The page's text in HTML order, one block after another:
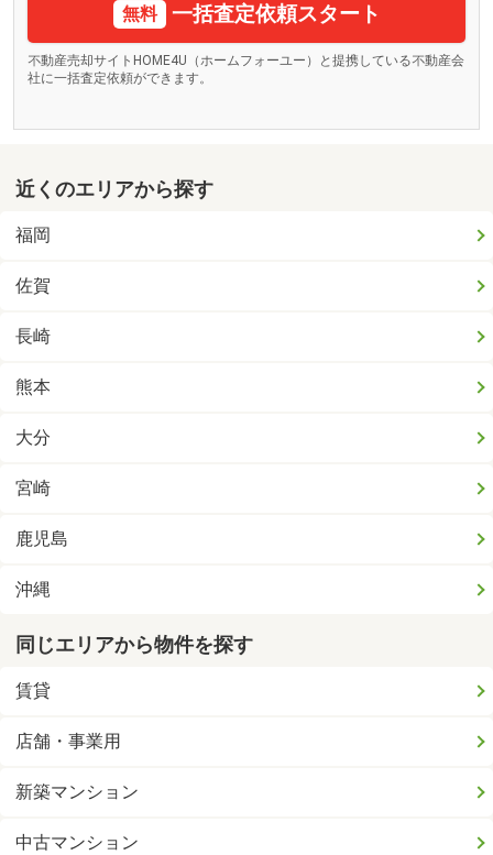
無料 一括査定依頼スタート
不動産売却サイトHOME4U（ホームフォーユー）と提携している不動産会
社に一括査定依頼ができます。
近くのエリアから探す
福岡
佐賀
長崎
熊本
大分
宮崎
鹿児島
沖縄
同じエリアから物件を探す
賃貸
店舗・事業用
新築マンション
中古マンション